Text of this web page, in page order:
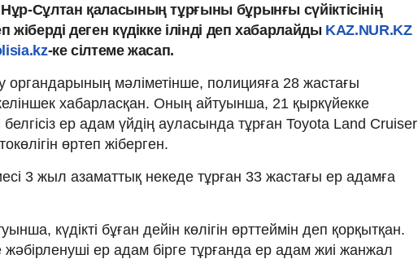
Сұлтан қаласының тұрғыны бұрынғы сүйіктісінің
жіберді деген күдікке ілінді деп хабарлайды KAZ.NUR.KZ
-ке сілтеме жасап.
органдарының мәліметінше, полицияға 28 жастағы
хабарласқан. Оның айтуынша, 21 қыркүйекке
белгісіз ер адам үйдің ауласында тұрған Toyota Land Cruiser
өртеп жіберген.
3 жыл азаматтық некеде тұрған 33 жастағы ер адамға
күдікті бұған дейін көлігін өрттеймін деп қорқытқан.
жәбірленуші ер адам бірге тұрғанда ер адам жиі жанжал